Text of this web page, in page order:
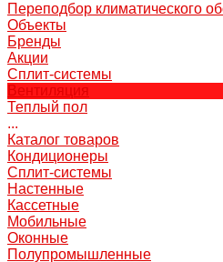
Переподбор климатического
Объекты
Бренды
Акции
Сплит-системы
Вентиляция
Теплый пол
...
Каталог товаров
Кондиционеры
Сплит-системы
Настенные
Кассетные
Мобильные
Оконные
Полупромышленные